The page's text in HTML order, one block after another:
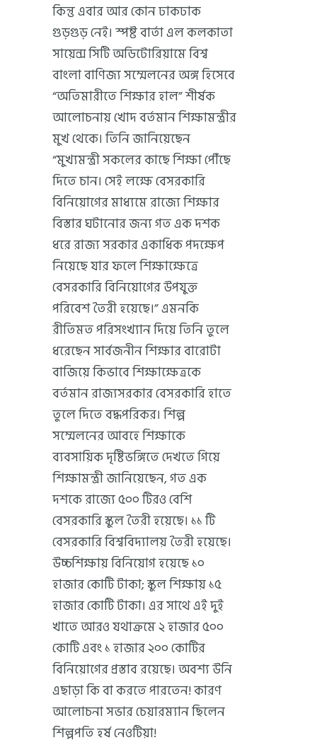
কিন্তু এবার আর কোন ঢাকঢাক
গুড়গুড় নেই। স্পষ্ট বার্তা এল কলকাতা
সায়েন্স সিটি অডিটোরিয়ামে বিশ্ব
বাংলা বাণিজ্য সম্মেলনের অঙ্গ হিসেবে
“অতিমারীতে শিক্ষার হাল” শীর্ষক
আলোচনায় খোদ বর্তমান শিক্ষামন্ত্রীর
মুখ থেকে। তিনি জানিয়েছেন
“মুখ্যমন্ত্রী সকলের কাছে শিক্ষা পৌঁছে
দিতে চান। সেই লক্ষে বেসরকারি
বিনিয়োগের মাধ্যমে রাজ্যে শিক্ষার
বিস্তার ঘটানোর জন্য গত এক দশক
ধরে রাজ্য সরকার একাধিক পদক্ষেপ
নিয়েছে যার ফলে শিক্ষাক্ষেত্রে
বেসরকারি বিনিয়োগের উপযুক্ত
পরিবেশ তৈরী হয়েছে।” এমনকি
রীতিমত পরিসংখ্যান দিয়ে তিনি তুলে
ধরেছেন সার্বজনীন শিক্ষার বারোটা
বাজিয়ে কিভাবে শিক্ষাক্ষেত্রকে
বর্তমান রাজ্যসরকার বেসরকারি হাতে
তুলে দিতে বদ্ধপরিকর। শিল্প
সম্মেলনের আবহে শিক্ষাকে
ব্যবসায়িক দৃষ্টিভঙ্গিতে দেখতে গিয়ে
শিক্ষামন্ত্রী জানিয়েছেন, গত এক
দশকে রাজ্যে ৫০০ টিরও বেশি
বেসরকারি স্কুল তৈরী হয়েছে। ১১ টি
বেসরকারি বিশ্ববিদ্যালয় তৈরী হয়েছে।
উচ্চশিক্ষায় বিনিয়োগ হয়েছে ১০
হাজার কোটি টাকা; স্কুল শিক্ষায় ১৫
হাজার কোটি টাকা। এর সাথে এই দুই
খাতে আরও যথাক্রমে ২ হাজার ৫০০
কোটি এবং ১ হাজার ২০০ কোটির
বিনিয়োগের প্রস্তাব রয়েছে। অবশ্য উনি
এছাড়া কি বা করতে পারতেন! কারণ
আলোচনা সভার চেয়ারম্যান ছিলেন
শিল্পপতি হর্ষ নেওটিয়া!